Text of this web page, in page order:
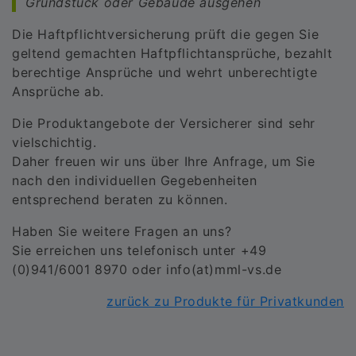
Die Haftpflichtversicherung prüft die gegen Sie
geltend gemachten Haftpflichtansprüche, bezahlt
berechtige Ansprüche und wehrt unberechtigte
Ansprüche ab.
Die Produktangebote der Versicherer sind sehr
vielschichtig.
Daher freuen wir uns über Ihre Anfrage, um Sie
nach den individuellen Gegebenheiten
entsprechend beraten zu können.
Haben Sie weitere Fragen an uns?
Sie erreichen uns telefonisch unter +49
(0)941/6001 8970 oder info(at)mml-vs.de
zurück zu Produkte für Privatkunden